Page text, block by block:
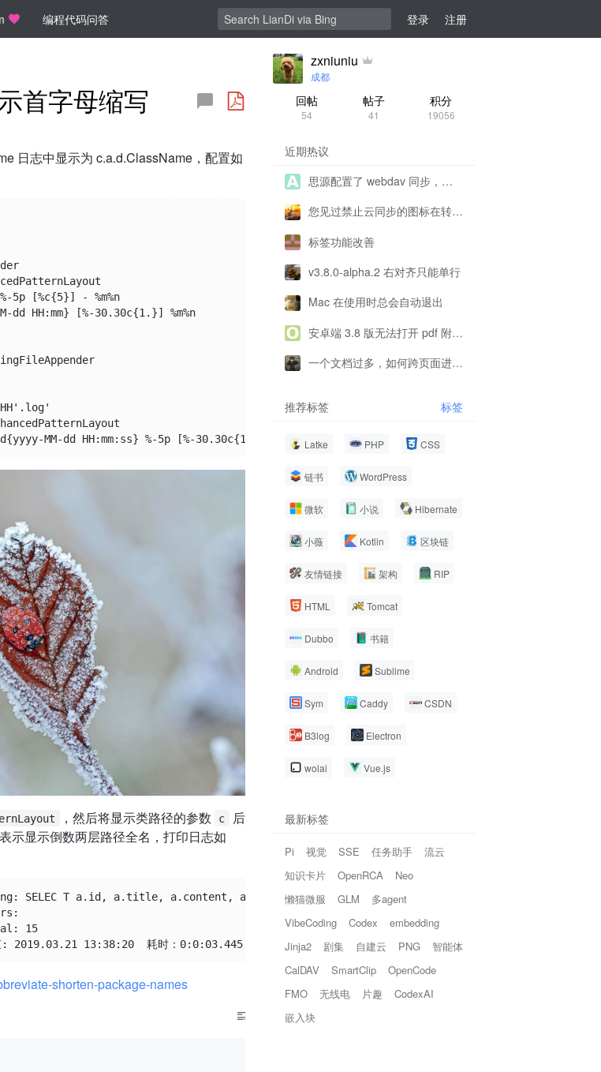
编程代码问答 登录 注册
首字母缩写
日志中显示为 c.a.d.ClassName，配置如
5p [%c{5}] - %m%n
HH:mm} [%-30.30c{1.}] %m%n
log4j.appender.dailyFile.layout.ConversionPattern=%d{yyyy-MM-dd HH:mm:ss} %-5p [%-30.30c{1.}] %m%n
，然后将显示类路径的参数 c
后
示显示倒数两层路径全名，打印日志如
SELEC T a.id, a.title, a.content, a.tags FROM blog a limit 15
15
03-21 13:38 [c.x.m.s.i.LogInterceptor] [admin]，结束: 2019.03.21 13:38:20  耗时：0:0:03.445  地址: /blog/oschinaBlog
shorten-package-names
zxniuniu
成都
回帖
54
帖子
41
积分
19056
近期热议
思源配置了 webdav 同步，为什么一直提示配置有问题呀？
您见过禁止云同步的图标在转圈圈吗
标签功能改善
v3.8.0-alpha.2 右对齐只能单行
Mac 在使用时总会自动退出
安卓端 3.8 版无法打开 pdf 附件阅读，没有反应看不到内容，导出 pdf 正常
一个文档过多，如何跨页面进行复制
推荐标签 标签
Latke PHP CSS
链书 WordPress
微软 小说 Hibernate
小薇 Kotlin 区块链
友情链接 架构 RIP
HTML Tomcat
Dubbo 书籍
Android Sublime
Sym Caddy CSDN
B3log Electron
wolai Vue.js
最新标签
Pi 视觉 SSE 任务助手
流云
知识卡片
OpenRCA
Neo
懒猫微服
GLM
多agent
VibeCoding
Codex
embedding
Jinja2
剧集 自建云 PNG
智能体
CalDAV
SmartClip
OpenCode
FMO
无线电 片趣
CodexAI
嵌入块